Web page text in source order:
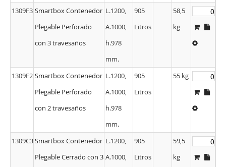
1309F3 Smartbox Contenedor
Plegable Perforado
con 3 travesaños
L.1200,
A.1000,
h.978
mm.
905
Litros
58,5
kg
1309F2 Smartbox Contenedor
Plegable Perforado
con 2 travesaños
L.1200,
A.1000,
h.978
mm.
905
Litros
55 kg
1309C3Smartbox Contenedor
Plegable Cerrado con 3
L.1200,
A.1000,
905
Litros
59,5
kg